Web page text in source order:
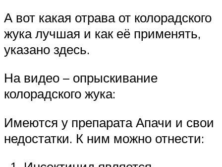
А вот какая отрава от колорадского
жука лучшая и как её применять,
указано здесь.
На видео – опрыскивание
колорадского жука:
Имеются у препарата Апачи и свои
недостатки. К ним можно отнести: